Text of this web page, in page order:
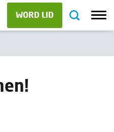
WORD LID